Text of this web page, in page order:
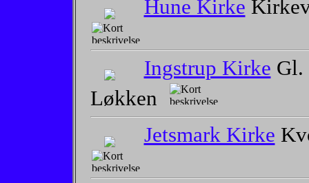
Hune Kirke
Ingstrup Kirke Gl.
Løkken
Jetsmark Kirke